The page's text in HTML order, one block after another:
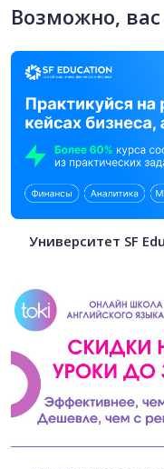
Возможно, вас
Университет SF